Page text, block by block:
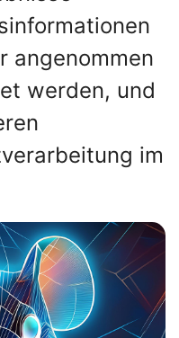
angenommen
werden, und
im